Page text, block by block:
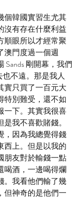
個韓國實習生尤其
沒有存在什麼利益
順眼所以才經常聚
澳門度過一個週
Sands 剛開幕，我們
也不遠。那是我人
實只買了一百元大
特別難受，還不如
一下。其實我很喜
我不喜歡賭錢。
，因為我總覺得錢
西上。但是以我的
朋友對於輸錢一點
喝酒，一邊喝得爛
。我看他們輸了幾
但神奇的是他們一